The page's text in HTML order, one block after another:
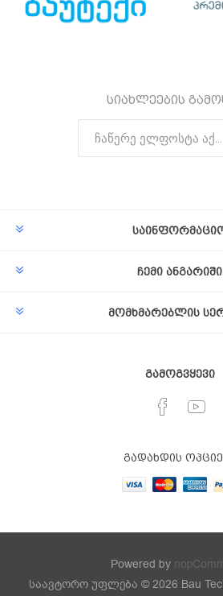
სიახლეების
ჩემი ანგარიში
მომხმარებლის
გამოგვყევი
გადახდის
Powered by
საავტორო უფლება © 2026 Bau